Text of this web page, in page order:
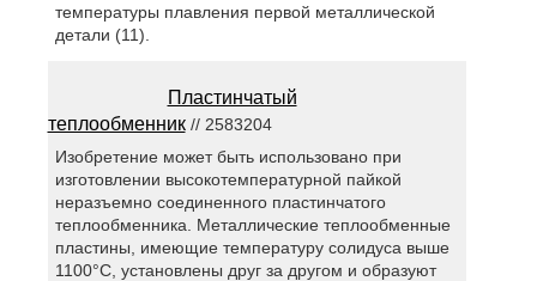
температуры плавления первой металлической
детали (11).
Пластинчатый
теплообменник// 2583204
Изобретение может быть использовано при
изготовлении высокотемпературной пайкой
неразъемно соединенного пластинчатого
теплообменника. Металлические теплообменные
пластины, имеющие температуру солидуса выше
1100°С, установлены друг за другом и образуют